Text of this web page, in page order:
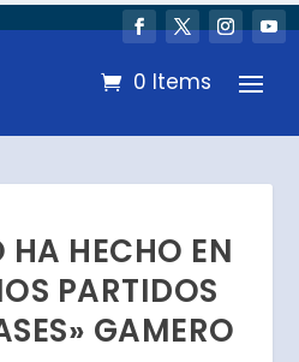
0 Items
HA HECHO EN
PARTIDOS
GAMERO